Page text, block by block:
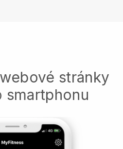
stránky
smartphonu